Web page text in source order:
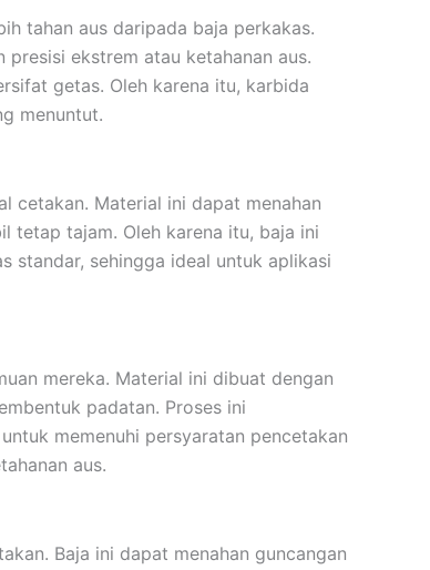
tahan aus daripada baja perkakas.
ekstrem atau ketahanan aus.
getas. Oleh karena itu, karbida
menuntut.
cetakan. Material ini dapat menahan
tetap tajam. Oleh karena itu, baja ini
standar, sehingga ideal untuk aplikasi
mereka. Material ini dibuat dengan
padatan. Proses ini
memenuhi persyaratan pencetakan
aus.
Baja ini dapat menahan guncangan